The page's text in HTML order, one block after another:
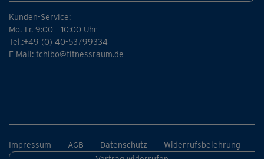
Kunden-Service:
Mo.-Fr. 9:00 – 10:00 Uhr
Tel.:+49 (0) 40-53799334
E-Mail: tchibo@fitnessraum.de
Impressum AGB Datenschutz
Widerrufsbelehrung